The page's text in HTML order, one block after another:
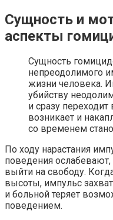
Сущность и
аспекты
Сущность
непреодолимого
жизни человека.
убийству
и сразу
возникает и
со временем
По ходу нарастания
поведения
выйти на свободу.
высоты, импульс
и больной теряет
поведением.